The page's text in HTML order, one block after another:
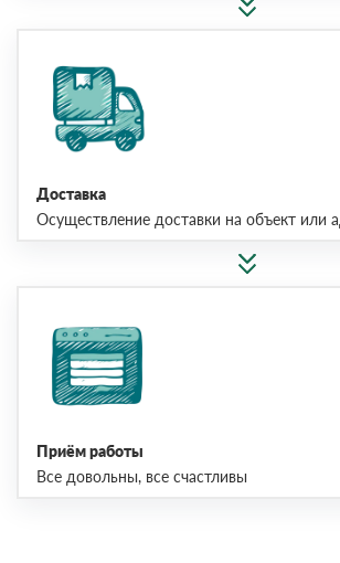
Доставка
Осуществление доставки на объект или
Приём работы
Все довольны, все счастливы